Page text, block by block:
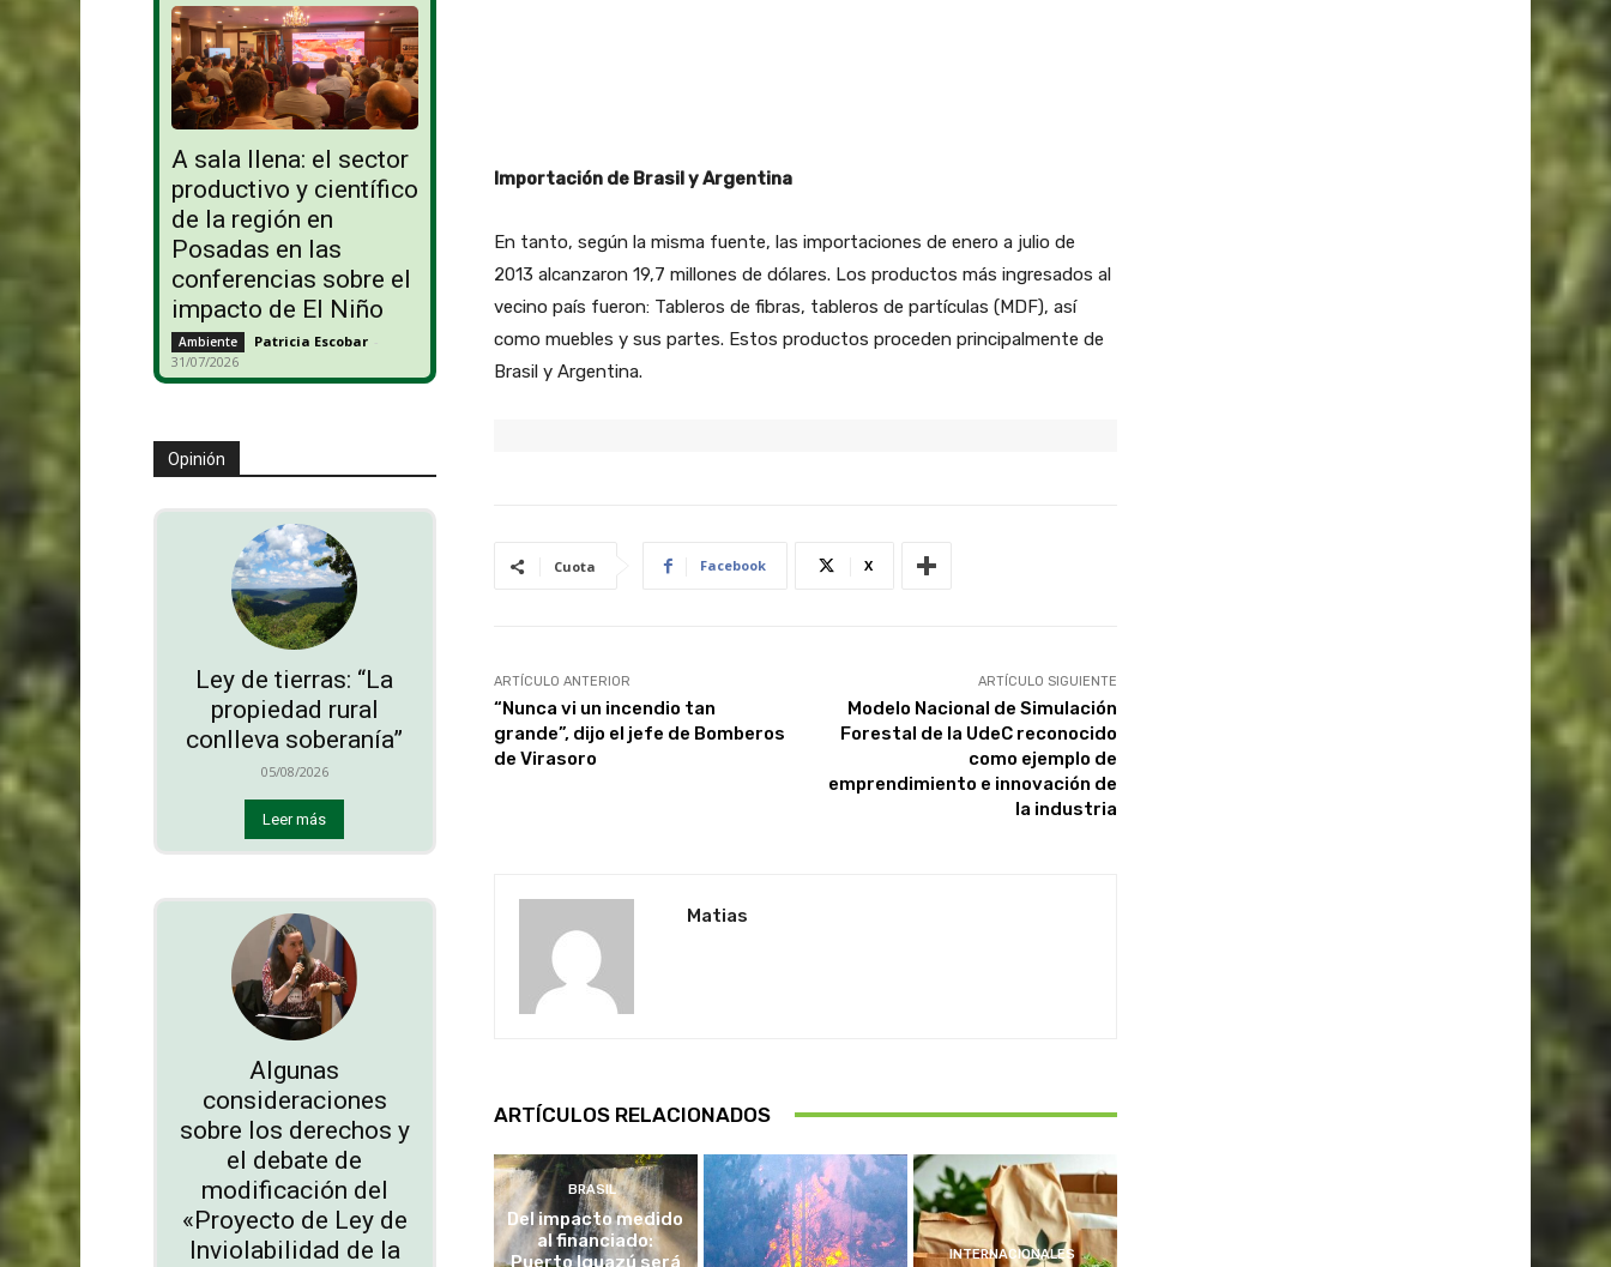
A sala llena: el sector
productivo y científico
de la región en
Posadas en las
conferencias sobre el
impacto de El Niño
Ambiente Patricia Escobar -
31/07/2026
Opinión
Ley de tierras: “La
propiedad rural
conlleva soberanía”
05/08/2026
Leer más
Algunas
consideraciones
sobre los derechos y
el debate de
modificación del
«Proyecto de Ley de
Inviolabilidad de la
Importación de Brasil y Argentina
En tanto, según la misma fuente, las importaciones de enero a julio de
2013 alcanzaron 19,7 millones de dólares. Los productos más ingresados al
vecino país fueron: Tableros de fibras, tableros de partículas (MDF), así
como muebles y sus partes. Estos productos proceden principalmente de
Brasil y Argentina.
Cuota Facebook X
ARTÍCULO ANTERIOR
“Nunca vi un incendio tan
grande”, dijo el jefe de Bomberos
de Virasoro
ARTÍCULO SIGUIENTE
Modelo Nacional de Simulación
Forestal de la UdeC reconocido
como ejemplo de
emprendimiento e innovación de
la industria
Matias
ARTÍCULOS RELACIONADOS
BRASIL
Del impacto medido
al financiado:
Puerto Iguazú será
INTERNACIONALES